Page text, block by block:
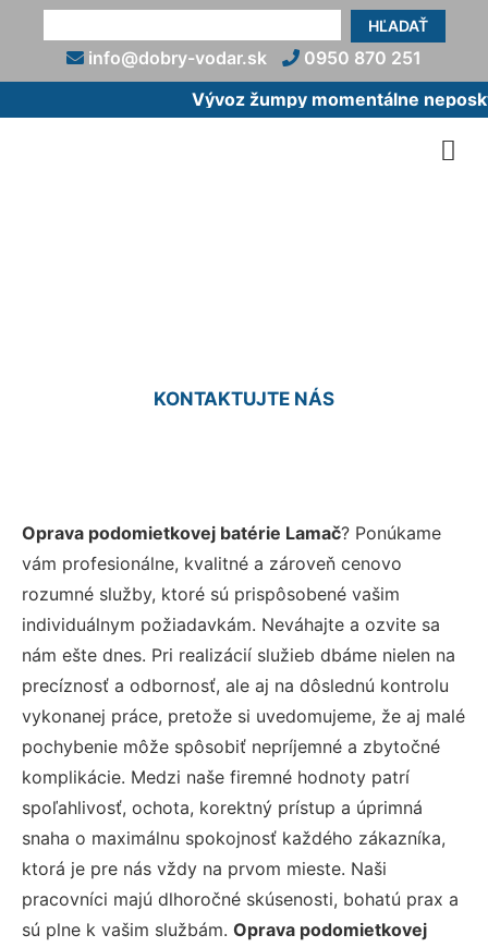
HĽADAŤ
info@dobry-vodar.sk
0950 870 251
Vývoz žumpy momentálne
KONTAKTUJTE NÁS
Oprava podomietkovej batérie Lamač? Ponúkame
vám profesionálne, kvalitné a zároveň cenovo
rozumné služby, ktoré sú prispôsobené vašim
individuálnym požiadavkám. Neváhajte a ozvite sa
nám ešte dnes. Pri realizácií služieb dbáme nielen na
precíznosť a odbornosť, ale aj na dôslednú kontrolu
vykonanej práce, pretože si uvedomujeme, že aj malé
pochybenie môže spôsobiť nepríjemné a zbytočné
komplikácie. Medzi naše firemné hodnoty patrí
spoľahlivosť, ochota, korektný prístup a úprimná
snaha o maximálnu spokojnosť každého zákazníka,
ktorá je pre nás vždy na prvom mieste. Naši
pracovníci majú dlhoročné skúsenosti, bohatú prax a
sú plne k vašim službám. Oprava podomietkovej